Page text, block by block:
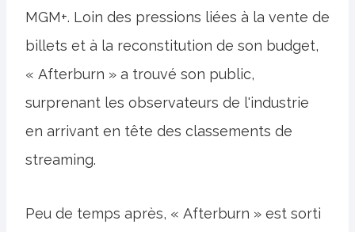
MGM+. Loin des pressions liées à la vente de
billets et à la reconstitution de son budget,
« Afterburn » a trouvé son public,
surprenant les observateurs de l'industrie
en arrivant en tête des classements de
streaming.
Peu de temps après, « Afterburn » est sorti